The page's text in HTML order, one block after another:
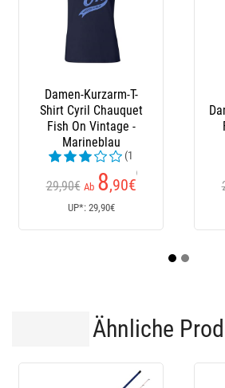
T-Shirt Kurzarm
Damen Cyril Chauquet
Fish On Vintage -
Grau
29,90€ Ab 8,90€
UP*: 29,90€ UP*:
Ähnliche